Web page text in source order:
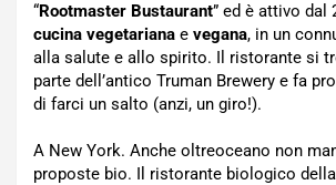
“Rootmaster Bustaurant” ed è attivo dal
cucina vegetariana e vegana, in un
alla salute e allo spirito. Il ristorante si
parte dell’antico Truman Brewery e fa
di farci un salto (anzi, un giro!).
A New York. Anche oltreoceano non
proposte bio. Il ristorante biologico